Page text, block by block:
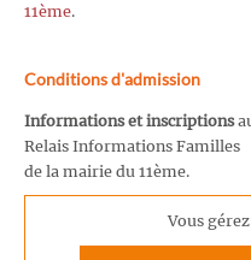
11ème.
Conditions d'admission
Informations et inscriptions
Relais Informations Familles
de la mairie du 11ème.
Vous